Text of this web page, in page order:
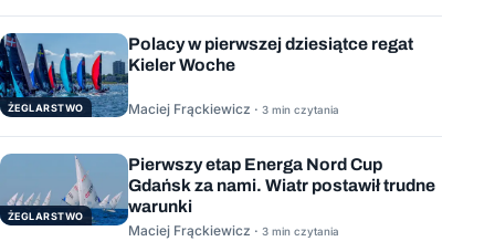
ŻEGLARSTWO
Polacy w pierwszej dziesiątce regat
Kieler Woche
Maciej Frąckiewicz · 3 min czytania
ŻEGLARSTWO
Pierwszy etap Energa Nord Cup
Gdańsk za nami. Wiatr postawił trudne
warunki
Maciej Frąckiewicz · 3 min czytania